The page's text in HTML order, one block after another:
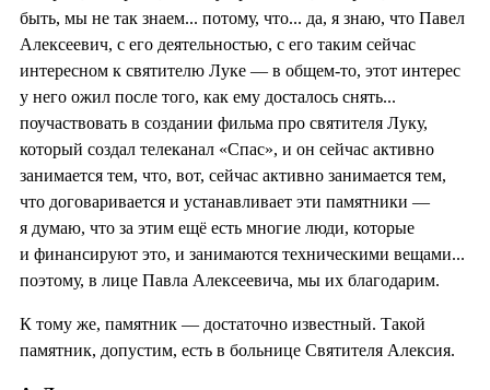
быть, мы не так знаем... потому, что... да, я знаю, что Павел
Алексеевич, с его деятельностью, с его таким сейчас
интересном к святителю Луке — в общем-то, этот интерес
у него ожил после того, как ему досталось снять...
поучаствовать в создании фильма про святителя Луку,
который создал телеканал «Спас», и он сейчас активно
занимается тем, что, вот, сейчас активно занимается тем,
что договаривается и устанавливает эти памятники —
я думаю, что за этим ещё есть многие люди, которые
и финансируют это, и занимаются техническими вещами...
поэтому, в лице Павла Алексеевича, мы их благодарим.
К тому же, памятник — достаточно известный. Такой
памятник, допустим, есть в больнице Святителя Алексия.